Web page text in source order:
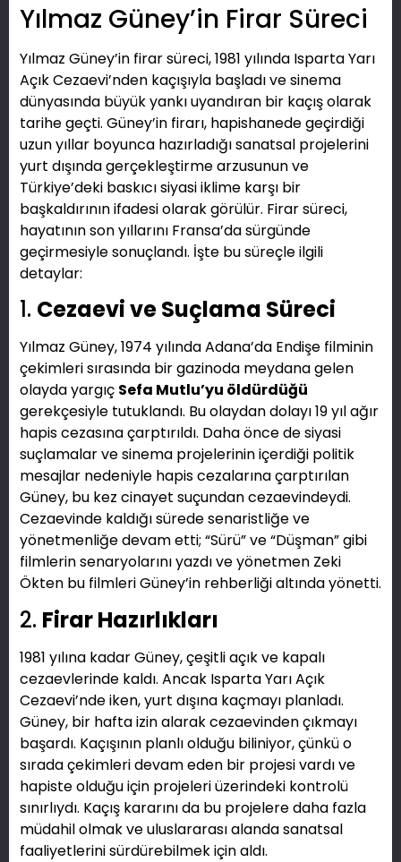
Yılmaz Güney’in Firar Süreci
Yılmaz Güney’in firar süreci, 1981 yılında Isparta Yarı
Açık Cezaevi’nden kaçışıyla başladı ve sinema
dünyasında büyük yankı uyandıran bir kaçış olarak
tarihe geçti. Güney’in firarı, hapishanede geçirdiği
uzun yıllar boyunca hazırladığı sanatsal projelerini
yurt dışında gerçekleştirme arzusunun ve
Türkiye’deki baskıcı siyasi iklime karşı bir
başkaldırının ifadesi olarak görülür. Firar süreci,
hayatının son yıllarını Fransa’da sürgünde
geçirmesiyle sonuçlandı. İşte bu süreçle ilgili
detaylar:
1. Cezaevi ve Suçlama Süreci
Yılmaz Güney, 1974 yılında Adana’da Endişe filminin
çekimleri sırasında bir gazinoda meydana gelen
olayda yargıç Sefa Mutlu’yu öldürdüğü
gerekçesiyle tutuklandı. Bu olaydan dolayı 19 yıl ağır
hapis cezasına çarptırıldı. Daha önce de siyasi
suçlamalar ve sinema projelerinin içerdiği politik
mesajlar nedeniyle hapis cezalarına çarptırılan
Güney, bu kez cinayet suçundan cezaevindeydi.
Cezaevinde kaldığı sürede senaristliğe ve
yönetmenliğe devam etti; “Sürü” ve “Düşman” gibi
filmlerin senaryolarını yazdı ve yönetmen Zeki
Ökten bu filmleri Güney’in rehberliği altında yönetti.
2. Firar Hazırlıkları
1981 yılına kadar Güney, çeşitli açık ve kapalı
cezaevlerinde kaldı. Ancak Isparta Yarı Açık
Cezaevi’nde iken, yurt dışına kaçmayı planladı.
Güney, bir hafta izin alarak cezaevinden çıkmayı
başardı. Kaçışının planlı olduğu biliniyor, çünkü o
sırada çekimleri devam eden bir projesi vardı ve
hapiste olduğu için projeleri üzerindeki kontrolü
sınırlıydı. Kaçış kararını da bu projelere daha fazla
müdahil olmak ve uluslararası alanda sanatsal
faaliyetlerini sürdürebilmek için aldı.